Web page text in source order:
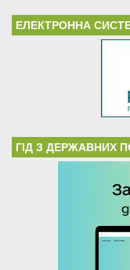
ЕЛЕКТРОННА
ГІД З ДЕРЖАВНИХ